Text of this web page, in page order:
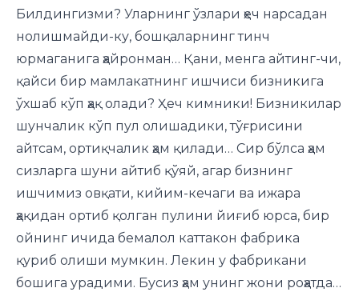
Билдингизми? Уларнинг ўзлари ҳеч нарсадан
нолишмайди-ку, бошқаларнинг тинч
юрмаганига ҳайронман… Қани, менга айтинг-чи,
қайси бир мамлакатнинг ишчиси бизникига
ўхшаб кўп ҳақ олади? Ҳеч кимники! Бизникилар
шунчалик кўп пул олишадики, тўғрисини
айтсам, ортиқчалик ҳам қилади… Сир бўлса ҳам
сизларга шуни айтиб қўяй, агар бизнинг
ишчимиз овқати, кийим-кечаги ва ижара
ҳақидан ортиб қолган пулини йиғиб юрса, бир
ойнинг ичида бемалол каттакон фабрика
қуриб олиши мумкин. Лекин у фабрикани
бошига урадими. Бусиз ҳам унинг жони роҳатда…